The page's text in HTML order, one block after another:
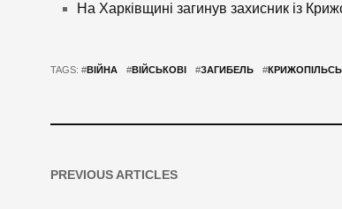
На Харківщині загинув захисник із
TAGS: #ВІЙНА #ВІЙСЬКОВІ #ЗАГИБЕЛЬ #
PREVIOUS ARTICLES